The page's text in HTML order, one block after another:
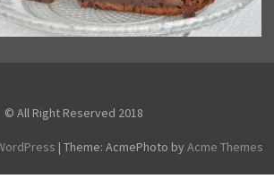
© All Right Reserved 2018
| Theme: AcmePhoto by Acme Themes